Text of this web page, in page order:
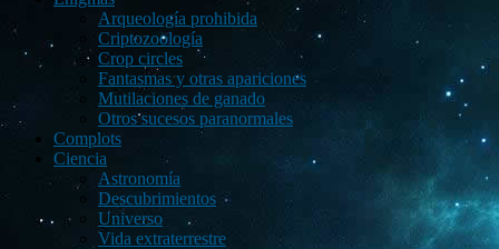
Arqueología prohibida
Criptozoología
Crop circles
Fantasmas y otras apariciones
Mutilaciones de ganado
Otros sucesos paranormales
Complots
Ciencia
Astronomía
Descubrimientos
Universo
Vida extraterrestre